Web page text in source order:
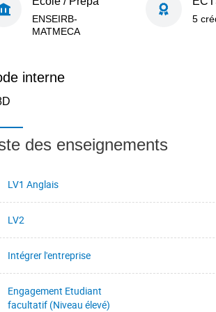
ENSEIRB-
MATMECA
5
interne
des enseignements
LV1 Anglais
LV2
Intégrer l'entreprise
Engagement Etudiant
facultatif (Niveau élevé)